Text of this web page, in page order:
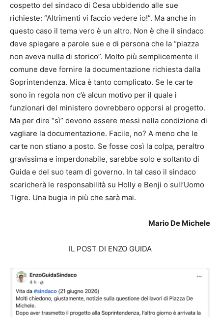
cospetto del sindaco di Cesa ubbidendo alle sue
richieste: “Altrimenti vi faccio vedere io!”. Ma anche in
questo caso il tema vero è un altro. Non è che il sindaco
deve spiegare a parole sue e di persona che la “piazza
non aveva nulla di storico”. Molto più semplicemente il
comune deve fornire la documentazione richiesta dalla
Soprintendenza. Mica è tanto complicato. Se le carte
sono in regola non c’è alcun motivo per il quale i
funzionari del ministero dovrebbero opporsi al progetto.
Ma per dire “sì” devono essere messi nella condizione di
vagliare la documentazione. Facile, no? A meno che le
carte non stiano a posto. Se fosse così la colpa, peraltro
gravissima e imperdonabile, sarebbe solo e soltanto di
Guida e del suo team di governo. In tal caso il sindaco
scaricherà le responsabilità su Holly e Benji o sull’Uomo
Tigre. Una bugia in più che sarà mai.
Mario De Michele
IL POST DI ENZO GUIDA